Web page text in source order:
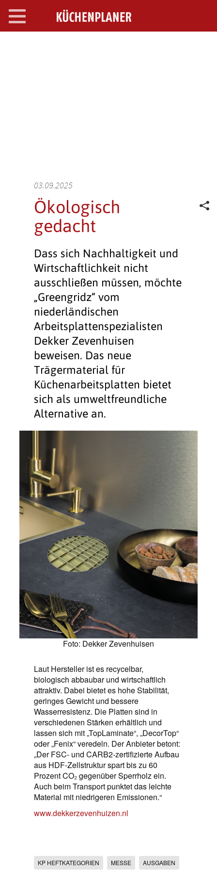
Toggle
navigation
03.09.2025
Ökologisch
gedacht
Dass sich Nachhaltigkeit und
Wirtschaftlichkeit nicht
ausschließen müssen, möchte
„Greengridz“ vom
niederländischen
Arbeitsplattenspezialisten
Dekker Zevenhuisen
beweisen. Das neue
Trägermaterial für
Küchenarbeitsplatten bietet
sich als umweltfreundliche
Alternative an.
Foto: Dekker Zevenhuisen
Laut Hersteller ist es recycelbar,
biologisch abbaubar und wirtschaftlich
attraktiv. Dabei bietet es hohe Stabilität,
geringes Gewicht und bessere
Wasserresistenz. Die Platten sind in
verschiedenen Stärken erhältlich und
lassen sich mit „TopLaminate“, „DecorTop“
oder „Fenix“ veredeln. Der Anbieter betont:
„Der FSC- und CARB2-zertifizierte Aufbau
aus HDF-Zellstruktur spart bis zu 60
Prozent CO₂ gegenüber Sperrholz ein.
Auch beim Transport punktet das leichte
Material mit niedrigeren Emissionen.“
www.dekkerzevenhuizen.nl
KP HEFTKATEGORIEN MESSE AUSGABEN